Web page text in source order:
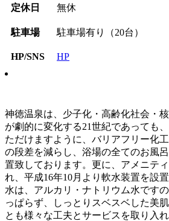
定休日 無休
駐車場 駐車場有り（20台）
HP/SNS HP
神徳温泉は、少子化・高齢化社会・
が劇的に変化する21世紀であっても
ただけますように、バリアフリー化
の段差を減らし、浴場の全てのお風
置致しております。更に、アメニテ
れ、平成16年10月より軟水装置を設
水は、アルカリ・ナトリウム水です
っぱらず、しっとりスベスベした美
とも様々な工夫とサービスを取り入